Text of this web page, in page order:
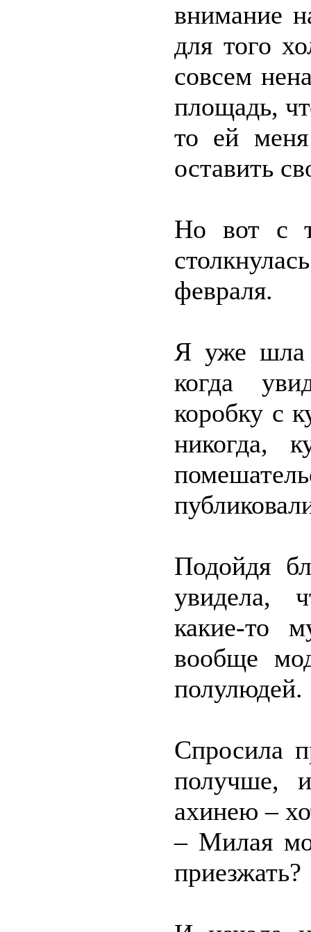
внимание
для того
совсем
площадь,
то ей
оставить
Но вот с
февраля.
Я уже шла
когда
коробку с
никогда,
Подойдя
увидела,
какие-то
вообще
полулюдей.
Спросила
получше,
ахинею –
– Милая
приезжать?